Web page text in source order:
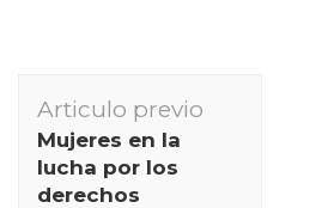
Navegación
de
publicación
Articulo previo
Mujeres en la
lucha por los
derechos